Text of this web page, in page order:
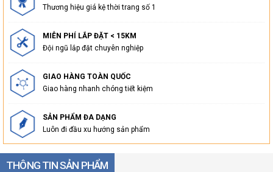
Thương hiệu giá kệ thời trang số 1
MIỄN PHÍ LẮP ĐẶT < 15KM
Đội ngũ lắp đặt chuyên nghiệp
GIAO HÀNG TOÀN QUỐC
Giao hàng nhanh chóng tiết kiệm
SẢN PHẨM ĐA DẠNG
Luôn đi đầu xu hướng sản phẩm
THÔNG TIN SẢN PHẨM